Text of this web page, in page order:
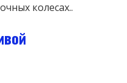
колесах..